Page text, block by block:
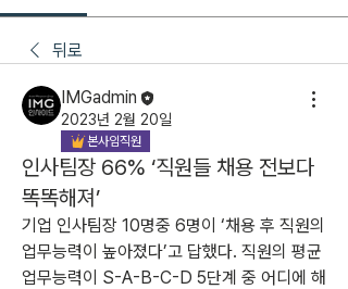
뒤로
IMGadmin
2023년 2월 20일
본사임직원
인사팀장 66% ‘직원들 채용 전보다
똑똑해져’
기업 인사팀장 10명중 6명이 ‘채용 후 직원의
업무능력이 높아졌다’고 답했다. 직원의 평균
업무능력이 S-A-B-C-D 5단계 중 어디에 해